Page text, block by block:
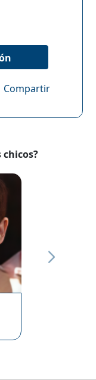
Compartir
chicos?